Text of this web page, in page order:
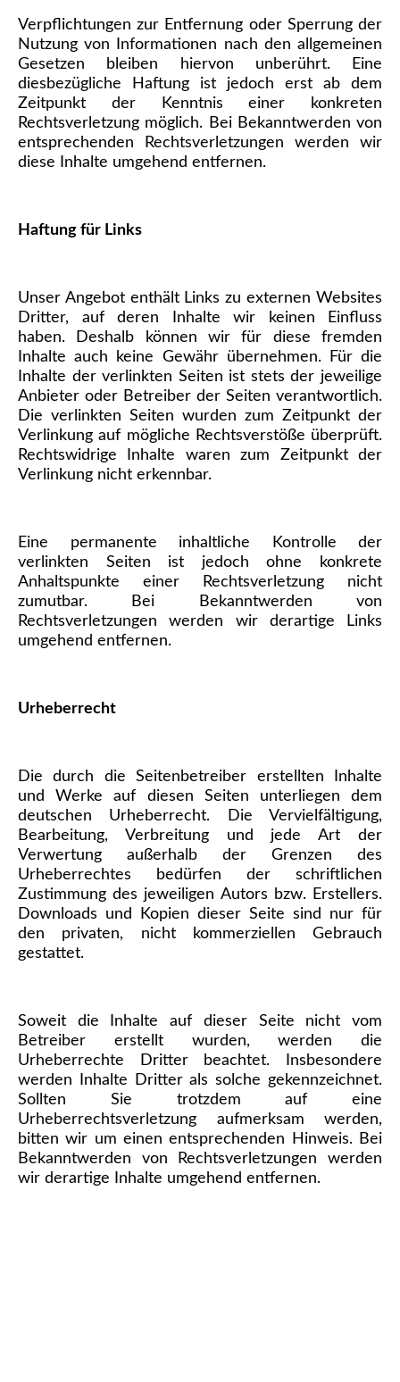
Verpflichtungen zur Entfernung oder Sperrung der
Nutzung von Informationen nach den allgemeinen
Gesetzen bleiben hiervon unberührt. Eine
diesbezügliche Haftung ist jedoch erst ab dem
Zeitpunkt der Kenntnis einer konkreten
Rechtsverletzung möglich. Bei Bekanntwerden von
entsprechenden Rechtsverletzungen werden wir
diese Inhalte umgehend entfernen.
Haftung für Links
Unser Angebot enthält Links zu externen Websites
Dritter, auf deren Inhalte wir keinen Einfluss
haben. Deshalb können wir für diese fremden
Inhalte auch keine Gewähr übernehmen. Für die
Inhalte der verlinkten Seiten ist stets der jeweilige
Anbieter oder Betreiber der Seiten verantwortlich.
Die verlinkten Seiten wurden zum Zeitpunkt der
Verlinkung auf mögliche Rechtsverstöße überprüft.
Rechtswidrige Inhalte waren zum Zeitpunkt der
Verlinkung nicht erkennbar.
Eine permanente inhaltliche Kontrolle der
verlinkten Seiten ist jedoch ohne konkrete
Anhaltspunkte einer Rechtsverletzung nicht
zumutbar. Bei Bekanntwerden von
Rechtsverletzungen werden wir derartige Links
umgehend entfernen.
Urheberrecht
Die durch die Seitenbetreiber erstellten Inhalte
und Werke auf diesen Seiten unterliegen dem
deutschen Urheberrecht. Die Vervielfältigung,
Bearbeitung, Verbreitung und jede Art der
Verwertung außerhalb der Grenzen des
Urheberrechtes bedürfen der schriftlichen
Zustimmung des jeweiligen Autors bzw. Erstellers.
Downloads und Kopien dieser Seite sind nur für
den privaten, nicht kommerziellen Gebrauch
gestattet.
Soweit die Inhalte auf dieser Seite nicht vom
Betreiber erstellt wurden, werden die
Urheberrechte Dritter beachtet. Insbesondere
werden Inhalte Dritter als solche gekennzeichnet.
Sollten Sie trotzdem auf eine
Urheberrechtsverletzung aufmerksam werden,
bitten wir um einen entsprechenden Hinweis. Bei
Bekanntwerden von Rechtsverletzungen werden
wir derartige Inhalte umgehend entfernen.